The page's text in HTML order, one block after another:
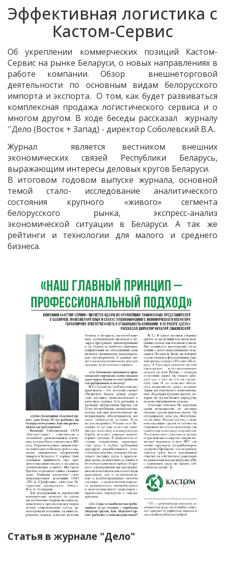
Эффективная логистика с
Кастом-Cервис
Об укреплении коммерческих позиций Кастом-
Cервис на рынке Беларуси, о новых направлениях в
работе компании. Обзор внешнеторговой
деятельности по основным видам белорусского
импорта и экспорта. О том, как будет развиваться
комплексная продажа логистического сервиса и о
многом другом. В ходе беседы рассказал журналу
''Дело (Восток + Запад) - директор Соболевский В.А..
Журнал является вестником внешних
экономических связей Республики Беларусь,
выражающим интересы деловых кругов Беларуси.
В итоговом годовом выпуске журнала, основной
темой стало- исследование аналитического
состояния крупного «живого» сегмента
белорусского рынка, экспресс-анализ
экономической ситуации в Беларуси. А так же
рейтинги и технологии для малого и среднего
бизнеса.
Статья в журнале "Дело"